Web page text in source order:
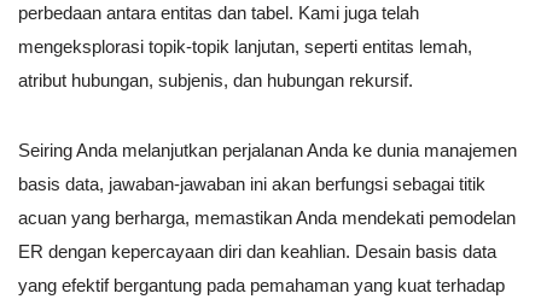
perbedaan antara entitas dan tabel. Kami juga telah
mengeksplorasi topik-topik lanjutan, seperti entitas lemah,
atribut hubungan, subjenis, dan hubungan rekursif.
Seiring Anda melanjutkan perjalanan Anda ke dunia manajemen
basis data, jawaban-jawaban ini akan berfungsi sebagai titik
acuan yang berharga, memastikan Anda mendekati pemodelan
ER dengan kepercayaan diri dan keahlian. Desain basis data
yang efektif bergantung pada pemahaman yang kuat terhadap